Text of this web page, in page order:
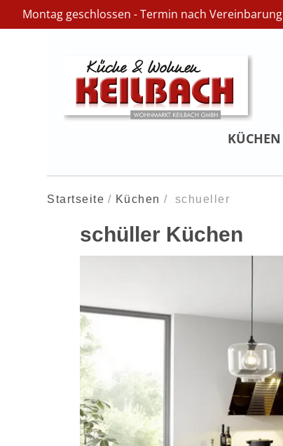
Montag geschlossen - Termin nach Vereinbarung
KÜCHEN
Startseite Küchen schueller
schüller Küchen